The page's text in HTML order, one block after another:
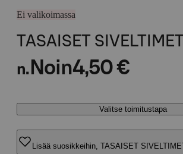
Ei valikoimassa
TASAISET
n. Noin4,50 €
Valitse toimitustapa
Lisää suosikkeihin, TASAISET